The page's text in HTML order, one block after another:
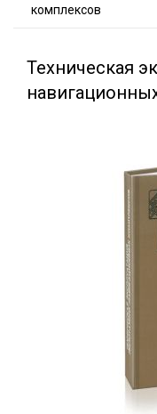
комплексов
Техническая